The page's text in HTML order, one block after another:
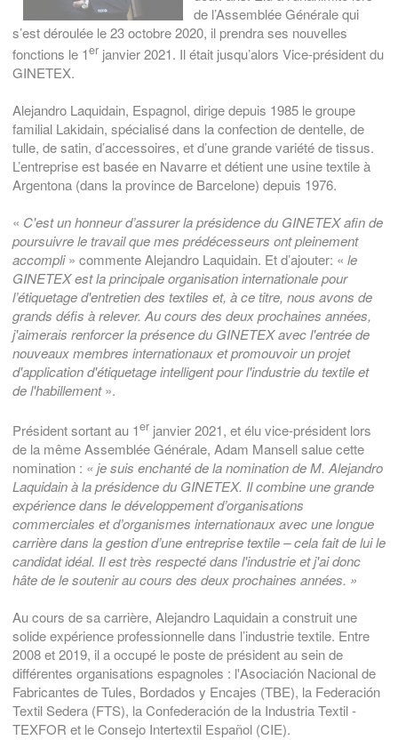
de l’Assemblée Générale qui
s’est déroulée le 23 octobre 2020, il prendra ses nouvelles
fonctions le 1er janvier 2021. Il était jusqu’alors Vice-président du
GINETEX.
Alejandro Laquidain, Espagnol, dirige depuis 1985 le groupe
familial Lakidain, spécialisé dans la confection de dentelle, de
tulle, de satin, d’accessoires, et d’une grande variété de tissus.
L’entreprise est basée en Navarre et détient une usine textile à
Argentona (dans la province de Barcelone) depuis 1976.
« C'est un honneur d’assurer la présidence du GINETEX afin de
poursuivre le travail que mes prédécesseurs ont pleinement
accompli» commente Alejandro Laquidain. Et d’ajouter: « le
GINETEX est la principale organisation internationale pour
l’étiquetage d'entretien des textiles et, à ce titre, nous avons de
grands défis à relever. Au cours des deux prochaines années,
j'aimerais renforcer la présence du GINETEX avec l'entrée de
nouveaux membres internationaux etpromouvoir un projet
d'application d'étiquetage intelligent pour l'industrie du textile et
de l'habillement».
Président sortant au 1er janvier 2021, et élu vice-président lors
de la même Assemblée Générale, Adam Mansell salue cette
nomination : « je suis enchanté de la nomination de M. Alejandro
Laquidain à la présidence du GINETEX. Il combine une grande
expérience dans le développement d’organisations
commerciales et d’organismes internationaux avec une longue
carrière dans la gestion d’une entreprise textile – cela fait de lui le
candidat idéal. Il est très respecté dans l'industrie et j'ai donc
hâte de le soutenir au cours des deux prochaines années. »
Au cours de sa carrière, Alejandro Laquidain a construit une
solide expérience professionnelle dans l’industrie textile. Entre
2008 et 2019, il a occupé le poste de président au sein de
différentes organisations espagnoles : l'Asociación Nacional de
Fabricantes de Tules, Bordados y Encajes (TBE), la Federación
Textil Sedera (FTS), la Confederación de la Industria Textil -
TEXFOR et le Consejo Intertextil Español (CIE).